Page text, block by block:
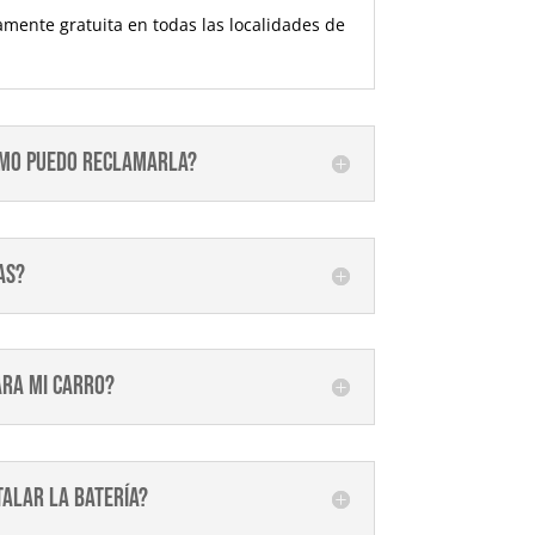
gratuita en todas las localidades de
puedo reclamarla?
mi carro?
la batería?